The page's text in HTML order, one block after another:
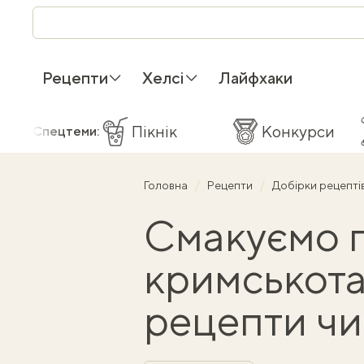
Рецепти Хелсі Лайфхаки
Спецтеми: Пікнік Конкурси
Головна Рецепти Добірки
Смакуємо
рецепти